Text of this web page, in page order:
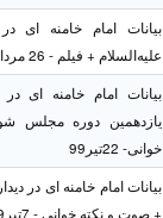
بیانات امام خامنه ای
علیه‌السلام + فیلم - 26 مرداد 1364
بیانات امام خامنه ای در
یازدهمین دوره مجلس
خوانی- 22تیر99
بیانات امام خامنه ای در
+ صوت و نکته خوانی - 7تیر1399